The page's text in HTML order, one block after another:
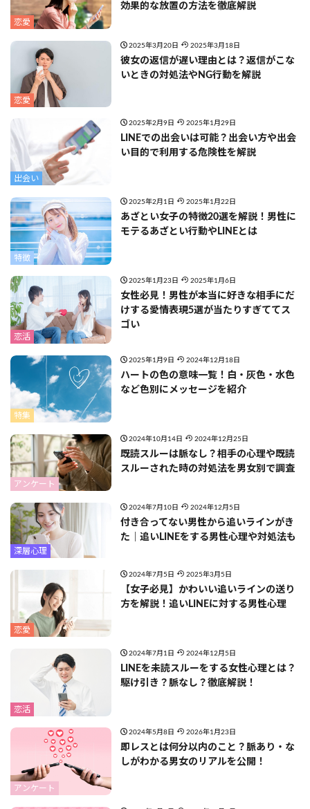
恋愛
効果的な放置の方法を徹底解説
恋愛
2025年3月20日 2025年3月18日
彼女の返信が遅い理由とは？返信がこな
いときの対処法やNG行動を解説
出会い
2025年2月9日 2025年1月29日
LINEでの出会いは可能？出会い方や出会
い目的で利用する危険性を解説
特徴
2025年2月1日 2025年1月22日
あざとい女子の特徴20選を解説！男性に
モテるあざとい行動やLINEとは
恋活
2025年1月23日 2025年1月6日
女性必見！男性が本当に好きな相手にだ
けする愛情表現5選が当たりすぎててス
ゴい
特集
2025年1月9日 2024年12月18日
ハートの色の意味一覧！白・灰色・水色
など色別にメッセージを紹介
アンケート
2024年10月14日 2024年12月25日
既読スルーは脈なし？相手の心理や既読
スルーされた時の対処法を男女別で調査
深層心理
2024年7月10日 2024年12月5日
付き合ってない男性から追いラインがき
た｜追いLINEをする男性心理や対処法も
恋愛
2024年7月5日 2025年3月5日
【女子必見】かわいい追いラインの送り
方を解説！追いLINEに対する男性心理
恋活
2024年7月1日 2024年12月5日
LINEを未読スルーをする女性心理とは？
駆け引き？脈なし？徹底解説！
アンケート
2024年5月8日 2026年1月23日
即レスとは何分以内のこと？脈あり・な
しがわかる男女のリアルを公開！